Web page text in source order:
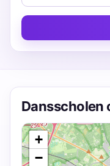
Dansscholen
+
−